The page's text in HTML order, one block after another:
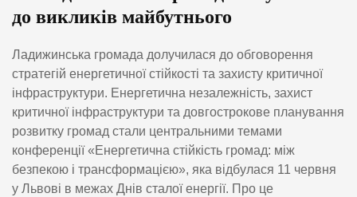
до викликів майбутнього
Ладижинська громада долучилася до обговорення
стратегій енергетичної стійкості та захисту критичної
інфраструктури. Енергетична незалежність, захист
критичної інфраструктури та довгострокове планування
розвитку громад стали центральними темами
конференції «Енергетична стійкість громад: між
безпекою і трансформацією», яка відбулася 11 червня
у Львові в межах Днів сталої енергії. Про це